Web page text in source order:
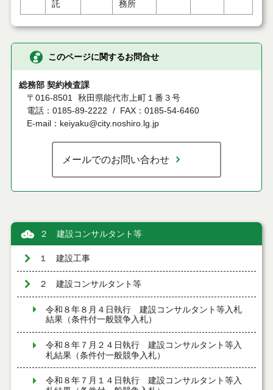
託
務所
このページに関するお問合せ
総務部 契約検査課
〒016-8501 秋田県能代市上町１番３号
電話：0185-89-2222
FAX：0185-54-6460
E-mail：keiyaku@city.noshiro.lg.jp
メールでのお問い合わせ
２ 建設コンサルタント等
１ 建設工事
２ 建設コンサルタント等
令和８年８月４日執行 建設コンサルタント等入札
結果（条件付一般競争入札）
令和８年７月２４日執行 建設コンサルタント等入
札結果（条件付一般競争入札）
令和８年７月１４日執行 建設コンサルタント等入